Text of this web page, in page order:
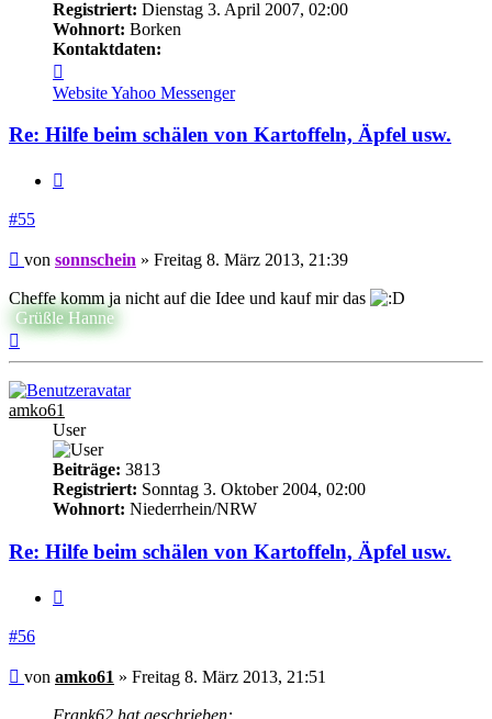
Registriert: Dienstag 3. April 2007, 02:00
Wohnort: Borken
Kontaktdaten:
von
sonnschein
WebsiteYahoo Messenger
Re: Hilfe beim schälen von Kartoffeln, Äpfel usw.
#55
Beitrag
von sonnschein » Freitag 8. März 2013, 21:39
Cheffe komm ja nicht auf die Idee und kauf mir das
Grüßle Hanne
Nach
amko61
User
Beiträge: 3813
Registriert: Sonntag 3. Oktober 2004, 02:00
Wohnort: Niederrhein/NRW
Re: Hilfe beim schälen von Kartoffeln, Äpfel usw.
#56
Beitrag
von amko61 » Freitag 8. März 2013, 21:51
Frank62 hat geschrieben: